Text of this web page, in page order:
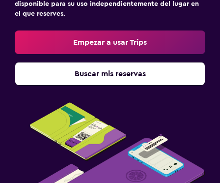
disponible para su uso independientemente del lugar en
el que reserves.
Empezar a usar Trips
Buscar mis reservas